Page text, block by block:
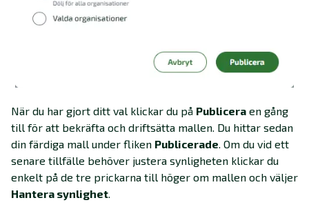
När du har gjort ditt val klickar du på Publicera en gång
till för att bekräfta och driftsätta mallen. Du hittar sedan
din färdiga mall under fliken Publicerade. Om du vid ett
senare tillfälle behöver justera synligheten klickar du
enkelt på de tre prickarna till höger om mallen och väljer
Hantera synlighet.